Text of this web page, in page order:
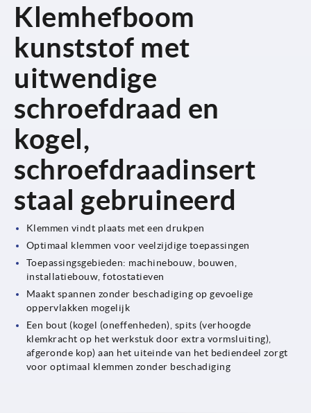
Klemhefboom
kunststof met
uitwendige
schroefdraad en
kogel,
schroefdraadinsert
staal gebruineerd
Klemmen vindt plaats met een drukpen
Optimaal klemmen voor veelzijdige toepassingen
Toepassingsgebieden: machinebouw, bouwen,
installatiebouw, fotostatieven
Maakt spannen zonder beschadiging op gevoelige
oppervlakken mogelijk
Een bout (kogel (oneffenheden), spits (verhoogde
klemkracht op het werkstuk door extra vormsluiting),
afgeronde kop) aan het uiteinde van het bediendeel zorgt
voor optimaal klemmen zonder beschadiging